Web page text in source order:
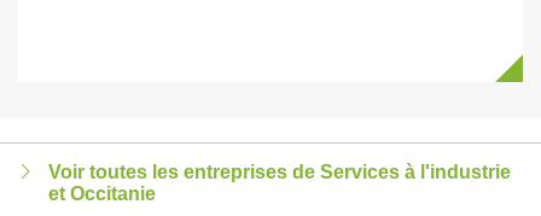
Voir toutes les entreprises de Services à l'industrie
et Occitanie